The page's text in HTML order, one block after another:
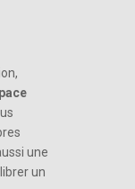
une
un